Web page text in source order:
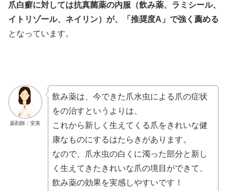
爪白癬に対しては抗真菌薬の内服（飲み薬、ラミシール、
イトリゾール、ネイリン）が、「推奨度A」で強く薦める
となっています。
薬剤師：安美
飲み薬は、今できた爪水虫による爪の症状
をの治すというよりは、
これから新しく生えてくる爪をきれいな健
康なものにするはたらきがあります。
なので、爪水虫の白くに濁った部分と新し
く生えてきたきれいな爪の境目ができて、
飲み薬の効果を実感しやすいです！